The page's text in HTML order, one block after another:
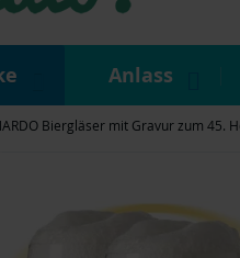
Anlass
Biergläser mit Gravur zum 45.